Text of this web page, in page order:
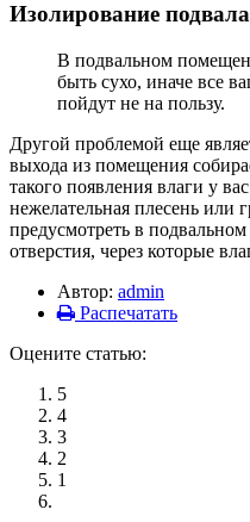
Изолирование
В подвальном
быть сухо, иначе все
пойдут не на пользу.
Другой проблемой еще
выхода из помещения
такого появления влаги у
нежелательная плесень или
предусмотреть в
отверстия, через которые
Автор: admin
Распечатать
Оцените статью:
5
4
3
2
1